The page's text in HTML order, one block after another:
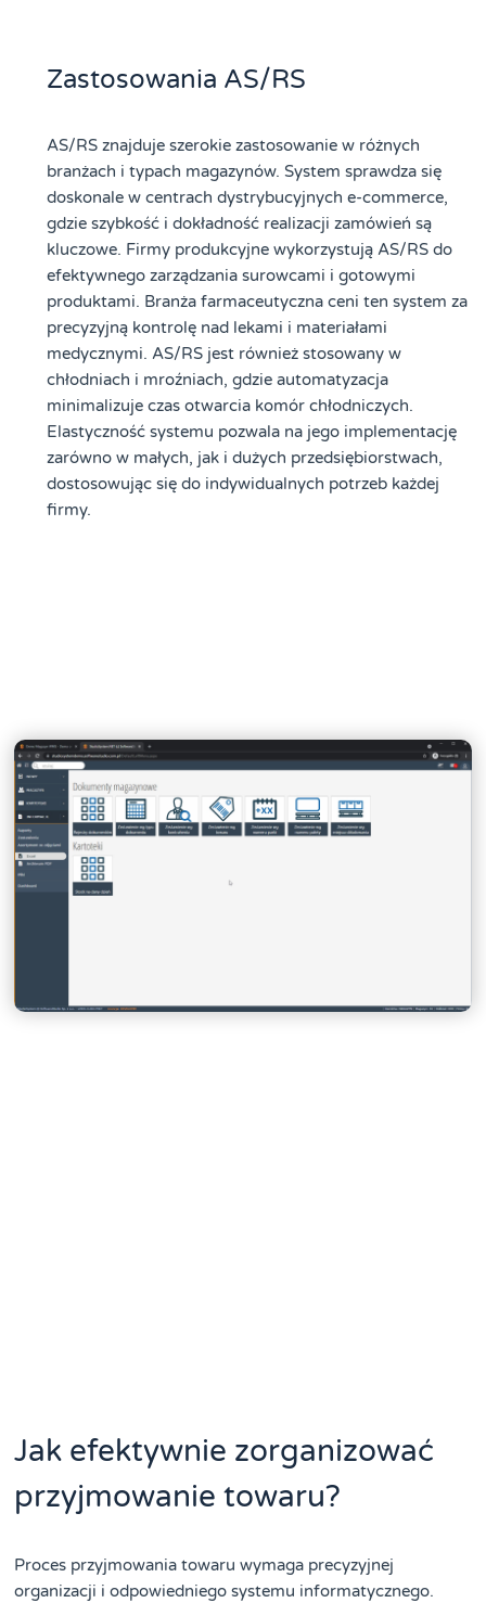
Zastosowania AS/RS
AS/RS znajduje szerokie zastosowanie w różnych
branżach i typach magazynów. System sprawdza się
doskonale w centrach dystrybucyjnych e-commerce,
gdzie szybkość i dokładność realizacji zamówień są
kluczowe. Firmy produkcyjne wykorzystują AS/RS do
efektywnego zarządzania surowcami i gotowymi
produktami. Branża farmaceutyczna ceni ten system za
precyzyjną kontrolę nad lekami i materiałami
medycznymi. AS/RS jest również stosowany w
chłodniach i mroźniach, gdzie automatyzacja
minimalizuje czas otwarcia komór chłodniczych.
Elastyczność systemu pozwala na jego implementację
zarówno w małych, jak i dużych przedsiębiorstwach,
dostosowując się do indywidualnych potrzeb każdej
firmy.
Jak efektywnie zorganizować
przyjmowanie towaru?
Proces przyjmowania towaru wymaga precyzyjnej
organizacji i odpowiedniego systemu informatycznego.